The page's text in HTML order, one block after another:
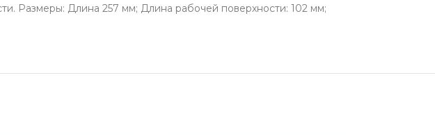
Размеры: Длина 257 мм; Длина рабочей поверхности: 102 мм;